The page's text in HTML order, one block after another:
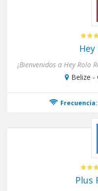
Belize -
Plus